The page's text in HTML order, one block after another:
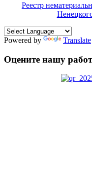
Реестр
Powered by Translate
Оцените нашу